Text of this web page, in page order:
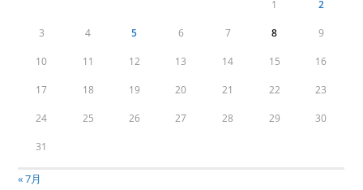
1 2
3 4 5 6 7 8 9
10 11 12 13 14 15 16
17 18 19 20 21 22 23
24 25 26 27 28 29 30
31
« 7月